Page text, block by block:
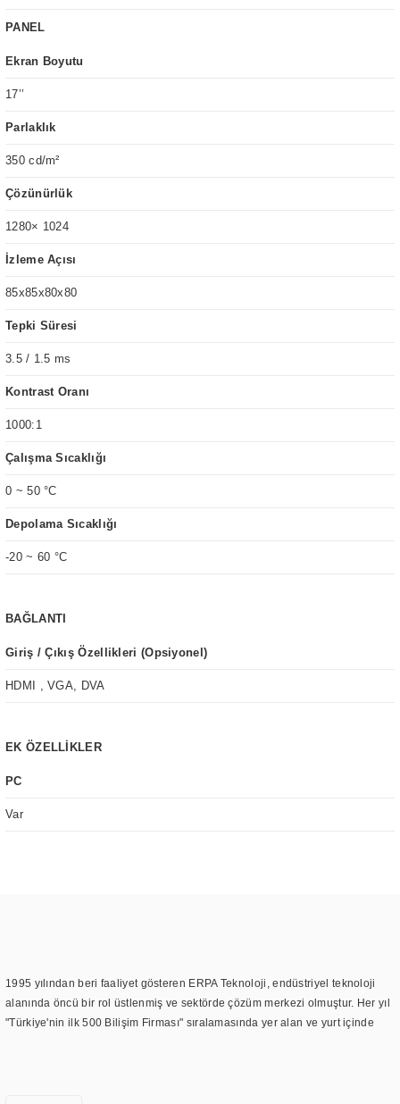
PANEL
Ekran Boyutu
17’’
Parlaklık
350 cd/m²
Çözünürlük
1280× 1024
İzleme Açısı
85x85x80x80
Tepki Süresi
3.5 / 1.5 ms
Kontrast Oranı
1000:1
Çalışma Sıcaklığı
0 ~ 50 °C
Depolama Sıcaklığı
-20 ~ 60 °C
BAĞLANTI
Giriş / Çıkış Özellikleri (Opsiyonel)
HDMI , VGA, DVA
EK ÖZELLİKLER
PC
Var
1995 yılından beri faaliyet gösteren ERPA Teknoloji, endüstriyel teknoloji
alanında öncü bir rol üstlenmiş ve sektörde çözüm merkezi olmuştur. Her yıl
"Türkiye'nin ilk 500 Bilişim Firması" sıralamasında yer alan ve yurt içinde